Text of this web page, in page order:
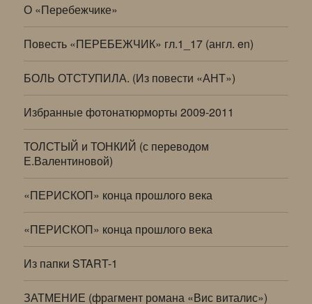
О «Перебежчике»
Повесть «ПЕРЕБЕЖЧИК» гл.1_17 (англ. en)
БОЛЬ ОТСТУПИЛА. (Из повести «АНТ»)
Избранные фотонатюрморты 2009-2011
ТОЛСТЫЙ и ТОНКИЙ (с переводом
Е.Валентиновой)
«ПЕРИСКОП» конца прошлого века
«ПЕРИСКОП» конца прошлого века
Из папки START-1
ЗАТМЕНИЕ (фрагмент романа «Вис виталис»)